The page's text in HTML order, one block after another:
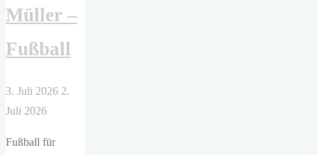
Müller –
Fußball
3. Juli 2026 2.
Juli 2026
Fußball für